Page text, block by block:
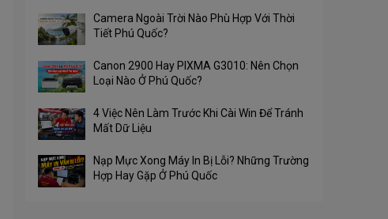
Camera Ngoài Trời Nào Phù Hợp Với Thời
Tiết Phú Quốc?
Canon 2900 Hay PIXMA G3010: Nên Chọn
Loại Nào Ở Phú Quốc?
4 Việc Nên Làm Trước Khi Cài Win Để Tránh
Mất Dữ Liệu
Nạp Mực Xong Máy In Bị Lỗi? Những Trường
Hợp Hay Gặp Ở Phú Quốc